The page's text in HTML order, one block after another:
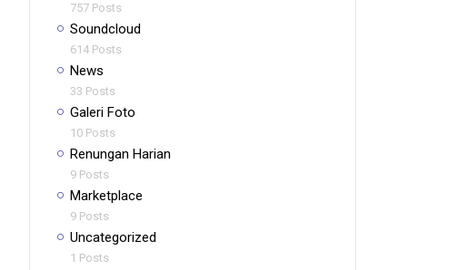
757 Posts
Soundcloud
614 Posts
News
33 Posts
Galeri Foto
10 Posts
Renungan Harian
9 Posts
Marketplace
9 Posts
Uncategorized
1 Posts